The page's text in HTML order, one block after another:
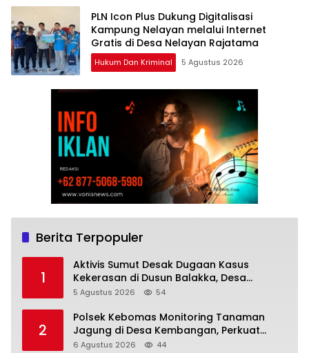
PLN Icon Plus Dukung Digitalisasi
Kampung Nelayan melalui Internet
Gratis di Desa Nelayan Rajatama
Hukum Dan Kriminal 5 Agustus 2026
Berita Terpopuler
1
Aktivis Sumut Desak Dugaan Kasus
Kekerasan di Dusun Balakka, Desa
Gunung Malintang Diusut Tuntas
5 Agustus 2026 54
2
Polsek Kebomas Monitoring Tanaman
Jagung di Desa Kembangan, Perkuat
Dukungan Ketahanan Pangan Nasional
6 Agustus 2026 44